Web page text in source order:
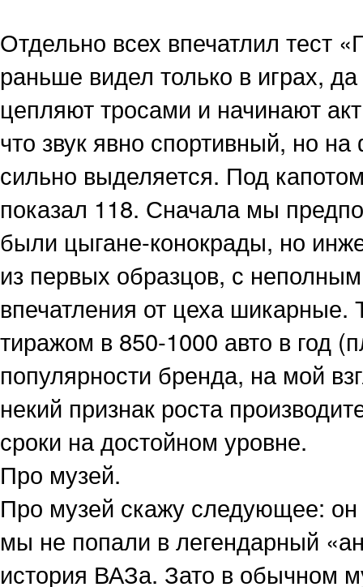
Отдельно всех впечатлил тест
раньше видел только в играх,
цепляют тросами и начинают
что звук явно спортивный, но
сильно выделяется. Под
показал 118. Сначала мы
были цыгане-конокрады, но
из первых образцов, с
впечатления от цеха
тиражом в 850-1000 авто в год
популярности бренда, на мой
некий признак роста
сроки на достойном уровне.
Про музей.
Про музей скажу следующее:
мы не попали в легендарный
история ВАЗа. Зато в обычном